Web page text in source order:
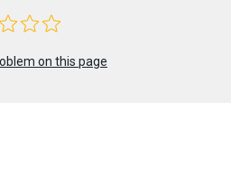
on this page